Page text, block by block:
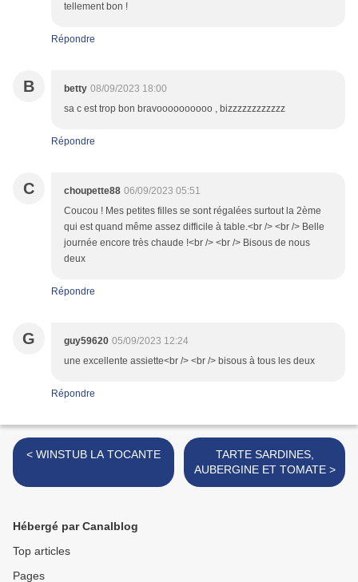
tellement bon !
Répondre
B betty 08/09/2023 18:00
sa c est trop bon bravoooooooooo , bizzzzzzzzzzzz
Répondre
C choupette88 06/09/2023 05:51
Coucou ! Mes petites filles se sont régalées surtout la 2ème
qui est quand même assez difficile à table.<br /> <br /> Belle
journée encore très chaude !<br /> <br /> Bisous de nous
deux
Répondre
G guy59620 05/09/2023 12:24
une excellente assiette<br /> <br /> bisous à tous les deux
Répondre
< WINSTUB LA TOCANTE
TARTE SARDINES,
AUBERGINE ET TOMATE >
Hébergé par Canalblog
Top articles
Pages